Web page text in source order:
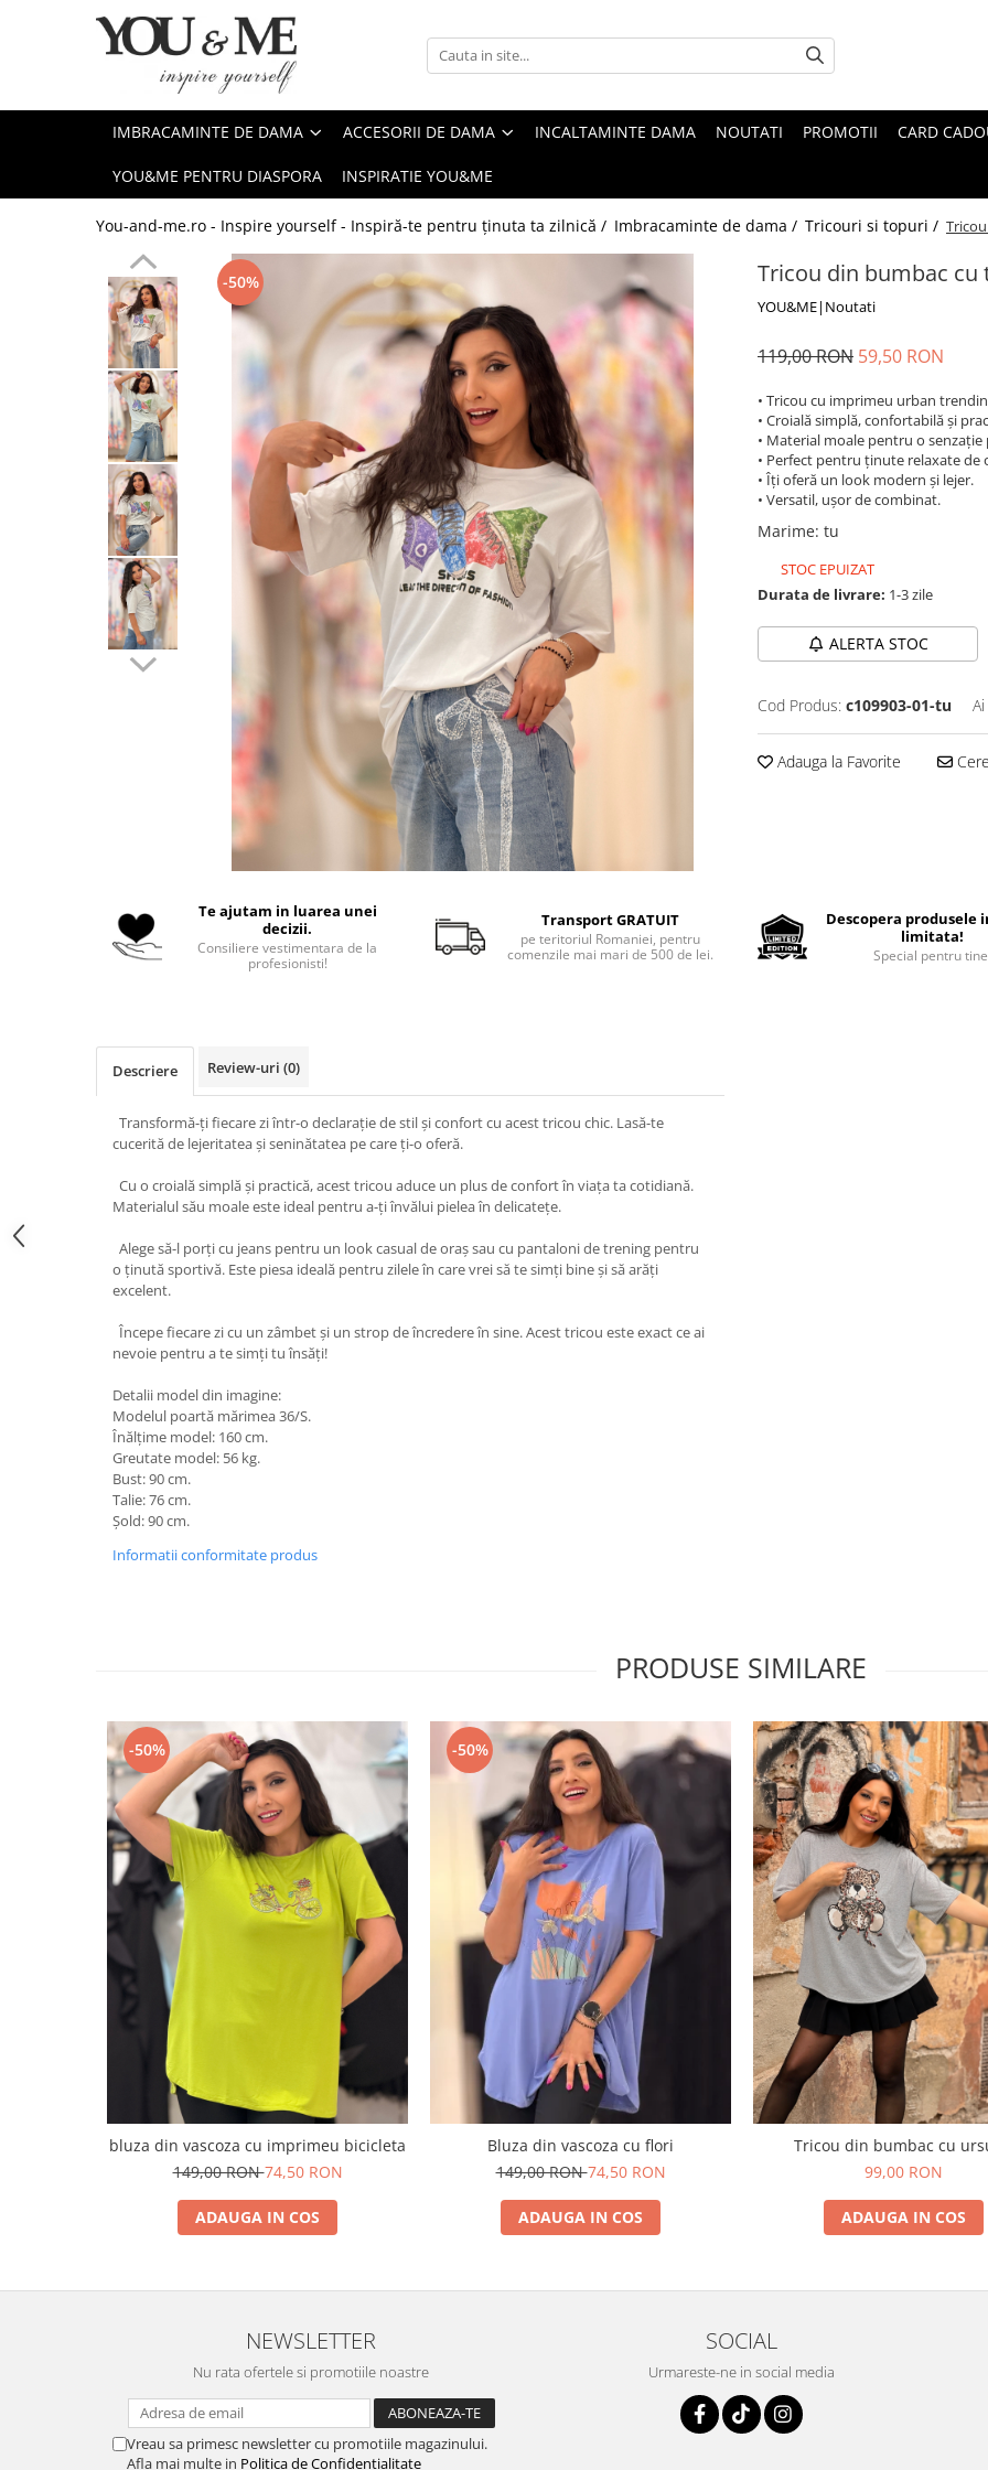
Imbracaminte de dama
Geci si jachete
Rochii de zi
Rochii de eveniment
Compleuri si costume
Tricouri si topuri
Costume de baie
Accesorii de dama
Coliere si brose
IMBRACAMINTE DE DAMA ACCESORII DE DAMA INCALTAMINTE DAMA NOUTATI PROMOTII CARD
YOU&ME PENTRU DIASPORA INSPIRATIE YOU&ME
You-and-me.ro - Inspire yourself - Inspiră-te pentru ținuta ta zilnică / Imbracaminte de dama / Tricouri si topuri /
Tricou din bumbac cu
YOU&ME|Noutati
-50%
119,00 RON 59,50 RON
• Tricou cu imprimeu urban
• Croială simplă, confortabilă și
• Material moale pentru o senzație
• Perfect pentru ținute relaxate de
• Îți oferă un look modern și lejer.
• Versatil, ușor de combinat.
Marime: tu
STOC EPUIZAT
Durata de livrare: 1-3 zile
ALERTA STOC
Cod Produs: c109903-01-tu
Adauga la Favorite
Te ajutam in luarea unei
decizii.
Consiliere vestimentara de la
profesionisti!
Transport GRATUIT
pe teritoriul Romaniei, pentru
comenzile mai mari de 500 de lei.
Descopera produsele
limitata!
Special pentru
Descriere Review-uri (0)
Transformă-ți fiecare zi într-o declarație de stil și confort cu acest tricou chic. Lasă-te
cucerită de lejeritatea și seninătatea pe care ți-o oferă.
Cu o croială simplă și practică, acest tricou aduce un plus de confort în viața ta cotidiană.
Materialul său moale este ideal pentru a-ți învălui pielea în delicatețe.
Alege să-l porți cu jeans pentru un look casual de oraș sau cu pantaloni de trening pentru
o ținută sportivă. Este piesa ideală pentru zilele în care vrei să te simți bine și să arăți
excelent.
Începe fiecare zi cu un zâmbet și un strop de încredere în sine. Acest tricou este exact ce ai
nevoie pentru a te simți tu însăți!
Detalii model din imagine:
Modelul poartă mărimea 36/S.
Înălțime model: 160 cm.
Greutate model: 56 kg.
Bust: 90 cm.
Talie: 76 cm.
Șold: 90 cm.
Informatii conformitate produs
PRODUSE SIMILARE
-50%
bluza din vascoza cu imprimeu bicicleta
149,00 RON74,50 RON
ADAUGA IN COS
-50%
Bluza din vascoza cu flori
149,00 RON74,50 RON
ADAUGA IN COS
Tricou din bumbac cu
99,00 RON
ADAUGA IN COS
NEWSLETTER
Nu rata ofertele si promotiile noastre
Vreau sa primesc newsletter cu promotiile magazinului.
Afla mai multe in Politica de Confidentialitate
SOCIAL
Urmareste-ne in social media